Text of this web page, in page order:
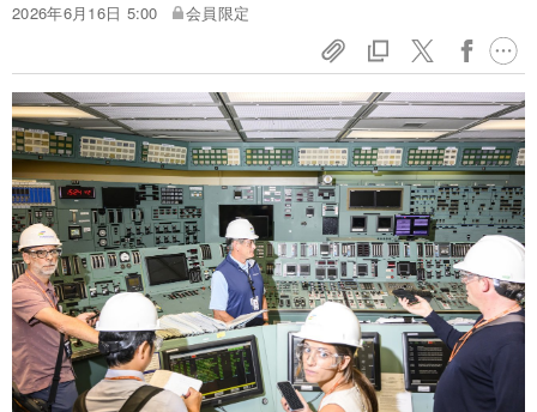
2026年6月16日 5:00
会員限定